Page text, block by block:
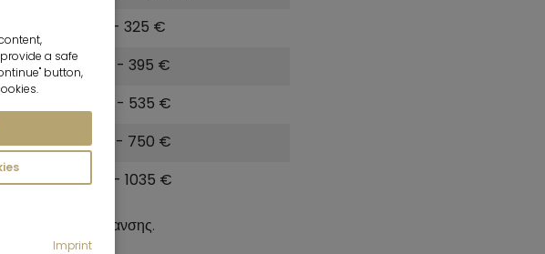
210 € - 325 €
250 € - 395 €
355 € - 535 €
395 € - 750 €
615 € - 1035 €
έντονης ρύπανσης.
a safe
button,
Imprint